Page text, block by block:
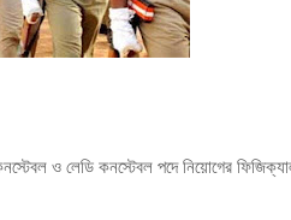
ও লেডি কনস্টেবল পদে নিয়োগের